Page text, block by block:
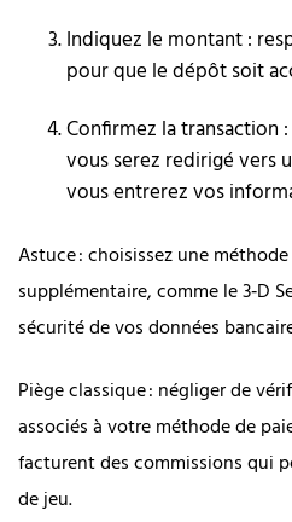
Indiquez le montant :
pour que le dépôt soit
Confirmez la transaction
vous serez redirigé vers
vous entrerez vos
Astuce : choisissez une
supplémentaire, comme le 3‑D
sécurité de vos données
Piège classique : négliger de
associés à votre méthode de
facturent des commissions qui
de jeu.